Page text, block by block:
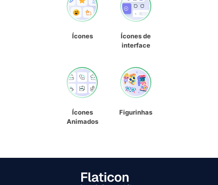
Ícones
Ícones de
interface
Ícones
Animados
Figurinhas